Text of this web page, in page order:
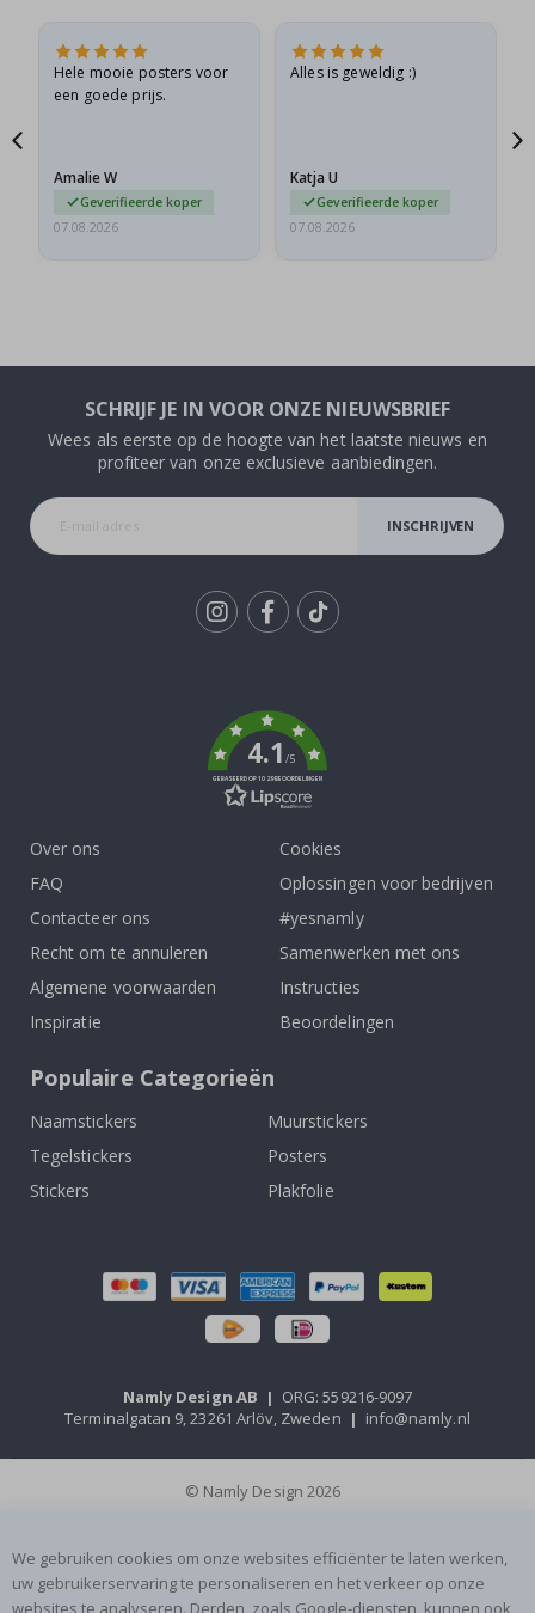
Hele mooie posters voor
een goede prijs.
Amalie W
Geverifieerde koper
07.08.2026
Alles is geweldig :)
Katja U
Geverifieerde koper
07.08.2026
SCHRIJF JE IN VOOR ONZE NIEUWSBRIEF
Wees als eerste op de hoogte van het laatste nieuws en
profiteer van onze exclusieve aanbiedingen.
INSCHRIJVEN
4.1/5
GEBASEERD OP 1029 BEOORDELINGEN
Over ons
FAQ
Contacteer ons
Recht om te annuleren
Algemene voorwaarden
Inspiratie
Cookies
Oplossingen voor bedrijven
#yesnamly
Samenwerken met ons
Instructies
Beoordelingen
Populaire Categorieën
Naamstickers
Muurstickers
Tegelstickers
Posters
Stickers
Plakfolie
Namly Design AB | ORG: 559216-9097
Terminalgatan 9, 23261 Arlöv, Zweden | info@namly.nl
© Namly Design 2026
We gebruiken cookies om onze websites efficiënter te laten werken,
uw gebruikerservaring te personaliseren en het verkeer op onze
websites te analyseren. Derden, zoals Google-diensten, kunnen ook